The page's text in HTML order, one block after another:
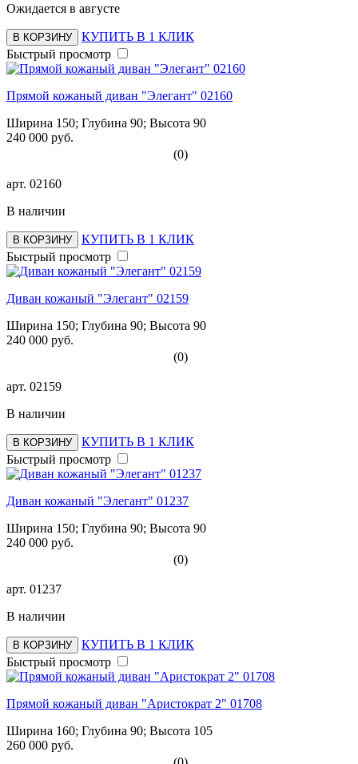
Ожидается в августе
В КОРЗИНУ
КУПИТЬ В 1 КЛИК
Быстрый просмотр
Прямой кожаный диван "Элегант" 02160
Ширина 150; Глубина 90; Высота 90
240 000 руб.
(0)
арт. 02160
В наличии
В КОРЗИНУ
КУПИТЬ В 1 КЛИК
Быстрый просмотр
Диван кожаный "Элегант" 02159
Ширина 150; Глубина 90; Высота 90
240 000 руб.
(0)
арт. 02159
В наличии
В КОРЗИНУ
КУПИТЬ В 1 КЛИК
Быстрый просмотр
Диван кожаный "Элегант" 01237
Ширина 150; Глубина 90; Высота 90
240 000 руб.
(0)
арт. 01237
В наличии
В КОРЗИНУ
КУПИТЬ В 1 КЛИК
Быстрый просмотр
Прямой кожаный диван "Аристократ 2" 01708
Ширина 160; Глубина 90; Высота 105
260 000 руб.